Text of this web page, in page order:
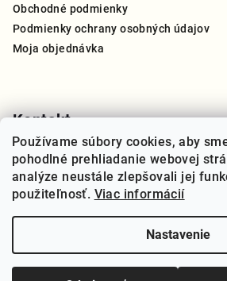
Používame súbory cookies, aby
pohodlné prehliadanie webovej
analýze neustále zlepšovali jej
použiteľnosť. Viac informácií
Nastavenie
Obchodné podmienky
Podmienky ochrany osobných údajov
Moja objednávka
Kontakt
info@thegreat.sk
+421 910 909 270
Upraviť